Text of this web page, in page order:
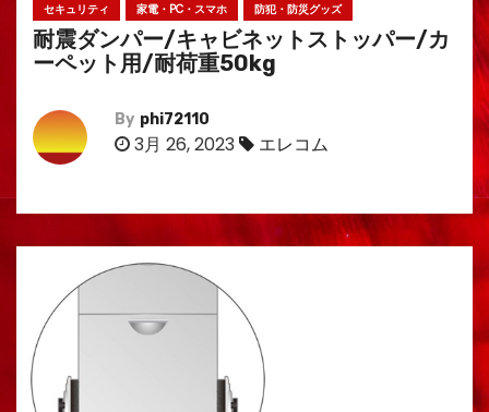
セキュリティ 家電・PC・スマホ 防犯・防災グッズ
耐震ダンパー/キャビネットストッパー/カ
ーペット用/耐荷重50kg
By phi72110
3月 26, 2023 エレコム